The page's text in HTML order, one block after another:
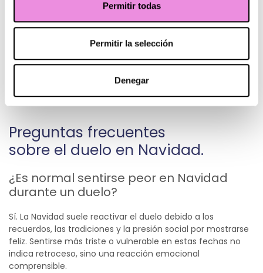
Permitir todas
Permitir la selección
Denegar
Si estas fechas se hacen demasiado pesadas, recuerda
que no tienes que atravesarlas en soledad. El
acompañamiento psicológico no borra la pérdida, pero
puede ayudarte a darle un lugar que no lo ocupe todo.
Navidad no tiene por qué ser perfecta. Puede ser
simplemente honesta. Y eso, también, es una forma
profunda de cuidado y de reconstrucción emocional.
Preguntas frecuentes
sobre el duelo en Navidad.
¿Es normal sentirse peor en Navidad
durante un duelo?
Sí. La Navidad suele reactivar el duelo debido a los
recuerdos, las tradiciones y la presión social por mostrarse
feliz. Sentirse más triste o vulnerable en estas fechas no
indica retroceso, sino una reacción emocional
comprensible.